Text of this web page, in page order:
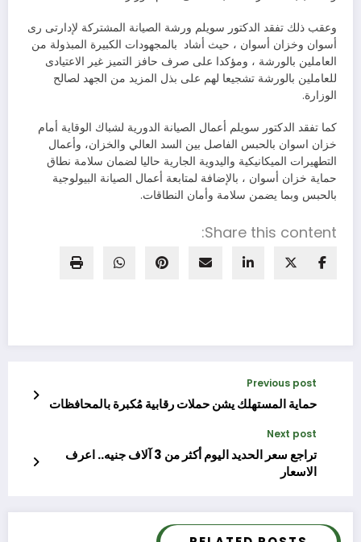
وعقب ذلك تفقد الدكتور سويلم ورشة الصيانة المشتركة لإدارتى رى
أسوان وخزان أسوان ، حيث أشاد بالمجهودات الكبيرة المبذولة من
العاملين بالورشة ، ومؤكدا على صرف حافز التميز غير الاعتيادى
للعاملين بالورشة تشجيعا لهم على بذل المزيد من الجهد لصالح
الوزارة.
كما تفقد الدكتور سويلم أعمال الصيانة الدورية لشباك الوقاية أمام
خزان اسوان بالحبس الفاصل بين السد العالي والخزان، وأعمال
التطهيرات الميكانيكية واليدوية الجارية حاليا لضمان سلامة نطاق
حماية خزان أسوان ، بالإضافة لمتابعة أعمال الصيانة البيولوجية
بالحبس وبما يضمن سلامة وأمان النطاقات.
Share this content:
Previous post
حماية المستهلك يشن حملات رقابية مُكبرة بالمحافظات
Next post
تراجع سعر الحديد اليوم أكثر من 3 آلاف جنيه.. اعرف
الاسعار